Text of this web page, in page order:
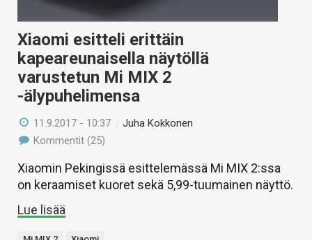
Xiaomi esitteli erittäin
kapeareunaisella näytöllä
varustetun Mi MIX 2
-älypuhelimensa
11.9.2017 - 10:37 /Juha Kokkonen
Kommentit (25)
Xiaomin Pekingissä esittelemässä Mi MIX 2:ssa
on keraamiset kuoret sekä 5,99-tuumainen näyttö.
Lue lisää